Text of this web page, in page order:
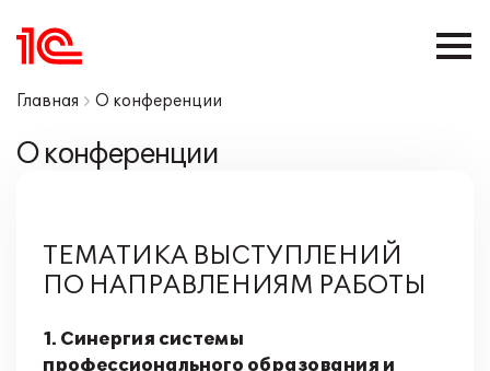
Главная О конференции
О конференции
ТЕМАТИКА ВЫСТУПЛЕНИЙ
ПО НАПРАВЛЕНИЯМ РАБОТЫ
1. Синергия системы
профессионального образования и